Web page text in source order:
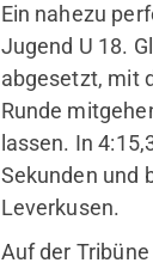
Ein nahezu
Jugend U 18.
abgesetzt, mit
Runde
lassen. In
Sekunden und
Leverkusen.
Auf der